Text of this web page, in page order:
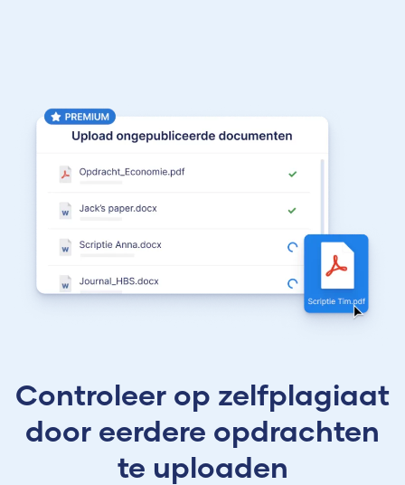
Controleer op zelfplagiaat
door eerdere opdrachten
te uploaden